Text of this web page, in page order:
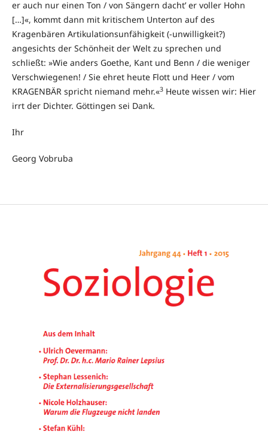
er auch nur einen Ton / von Sängern dacht’ er voller Hohn
[…]«, kommt dann mit kritischem Unterton auf des
Kragenbären Artikulationsunfähigkeit (-unwilligkeit?)
angesichts der Schönheit der Welt zu sprechen und
schließt: »Wie anders Goethe, Kant und Benn / die weniger
Verschwiegenen! / Sie ehret heute Flott und Heer / vom
KRAGENBÄR spricht niemand mehr.«3Heute wissen wir: Hier
irrt der Dichter. Göttingen sei Dank.
Ihr
Georg Vobruba